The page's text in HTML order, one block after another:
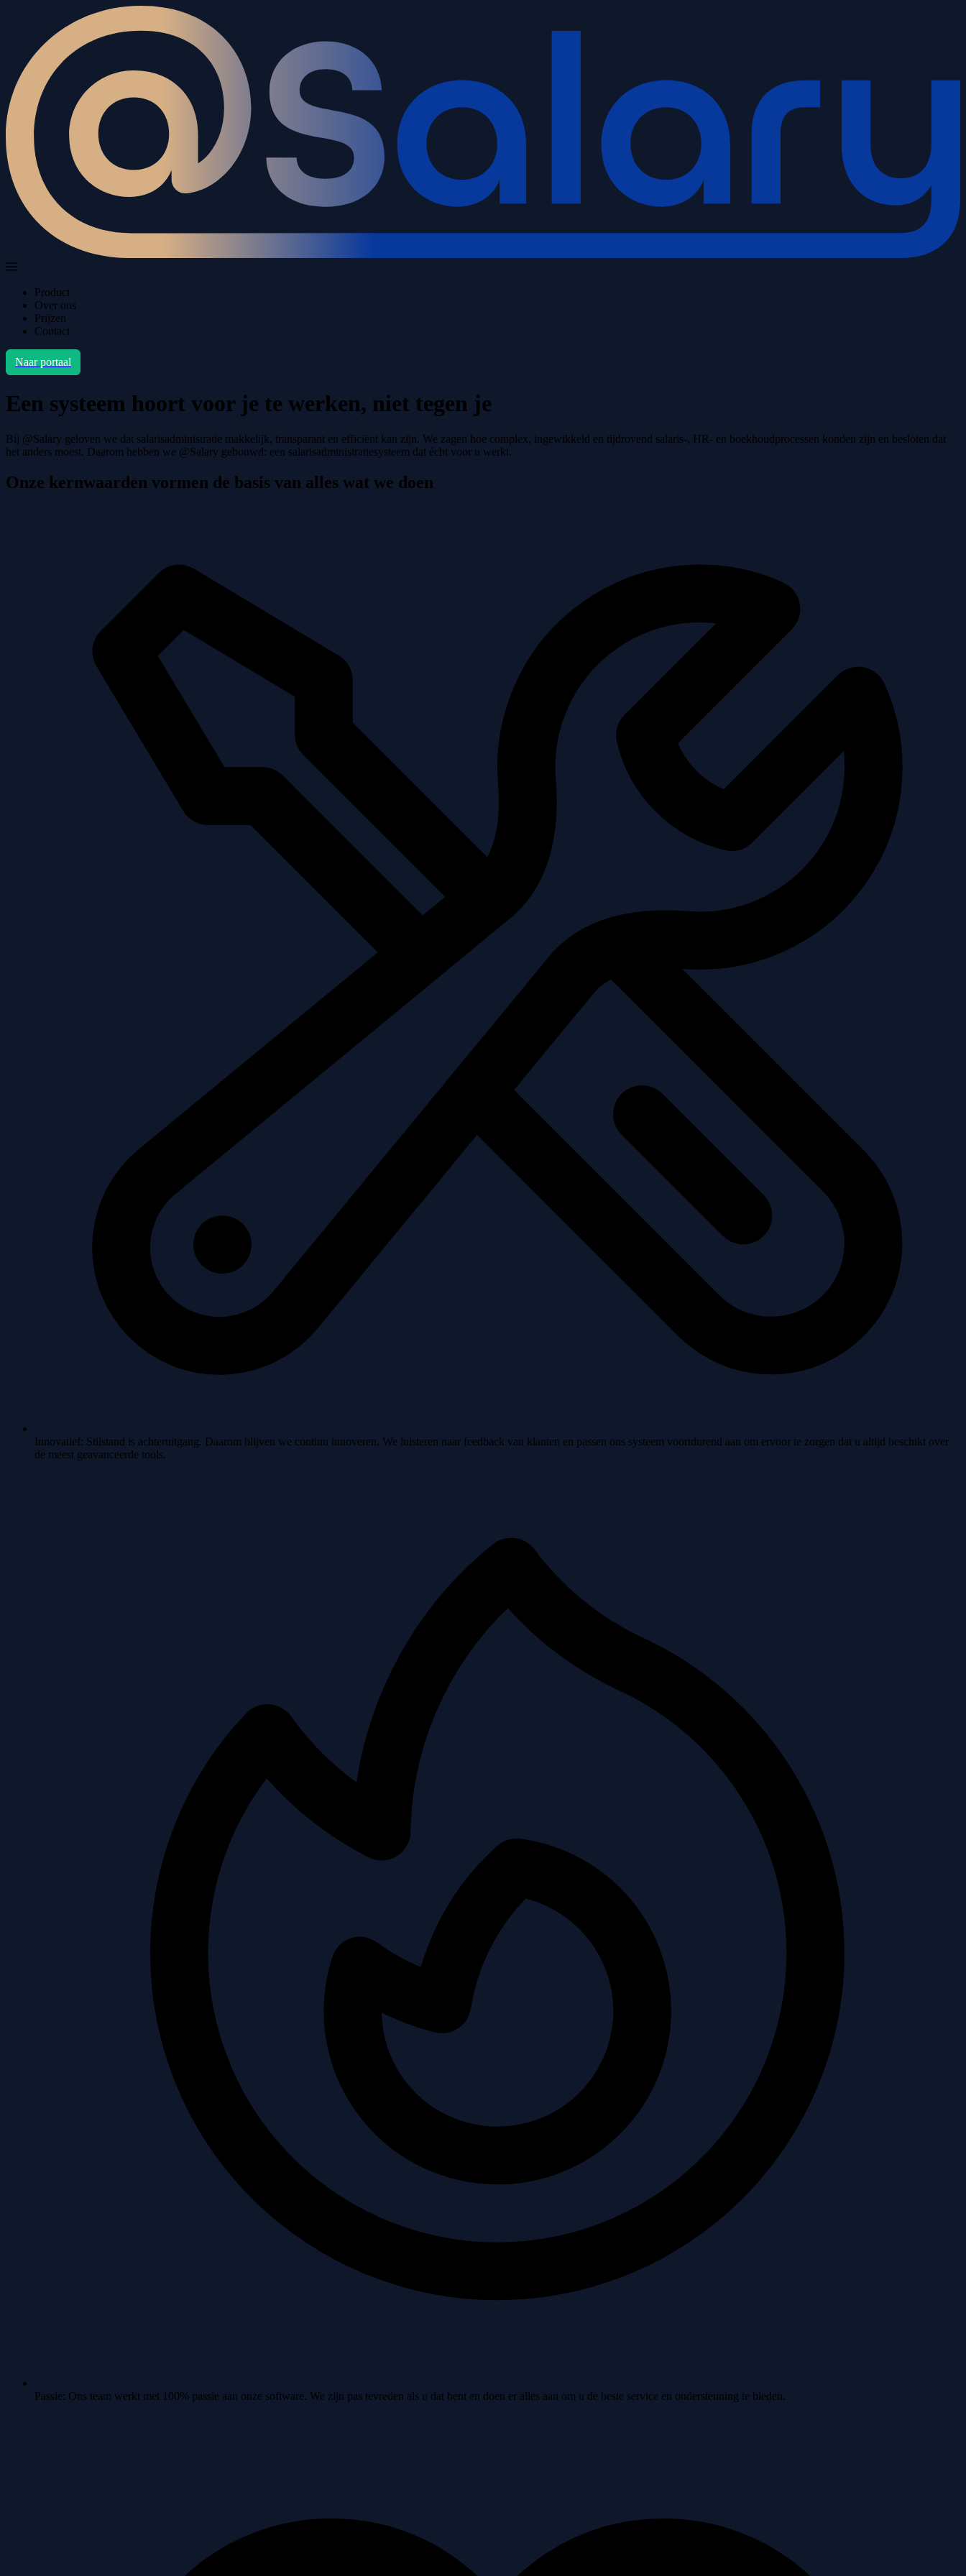
Product
Over ons
Prijzen
Contact
Naar portaal
Een systeem hoort voor je te werken, niet tegen je
Bij @Salary geloven we dat salarisadministratie makkelijk, transparant en efficiënt kan zijn. We zagen hoe complex, ingewikkeld en tijdrovend salaris-, HR- en boekhoudprocessen konden zijn en besloten dat
het anders moest. Daarom hebben we @Salary gebouwd: een salarisadministratiesysteem dat écht voor u werkt.
Onze kernwaarden vormen de basis van alles wat we doen
Innovatief: Stilstand is achteruitgang. Daarom blijven we continu innoveren. We luisteren naar feedback van klanten en passen ons systeem voortdurend aan om ervoor te zorgen dat u altijd beschikt over
de meest geavanceerde tools.
Passie: Ons team werkt met 100% passie aan onze software. We zijn pas tevreden als u dat bent en doen er alles aan om u de beste service en ondersteuning te bieden.